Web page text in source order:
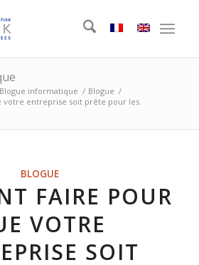
Blogue informatique / Blogue /
votre entreprise soit prête pour les
BLOGUE
FAIRE POUR
VOTRE
SOIT